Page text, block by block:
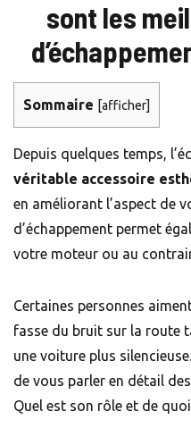
sont les
Sommaire [afficher]
Depuis quelques temps,
véritable accessoire
en améliorant l’aspect de
d’échappement permet
votre moteur ou au
Certaines personnes
fasse du bruit sur la route
une voiture plus
de vous parler en détail
Quel est son rôle et de